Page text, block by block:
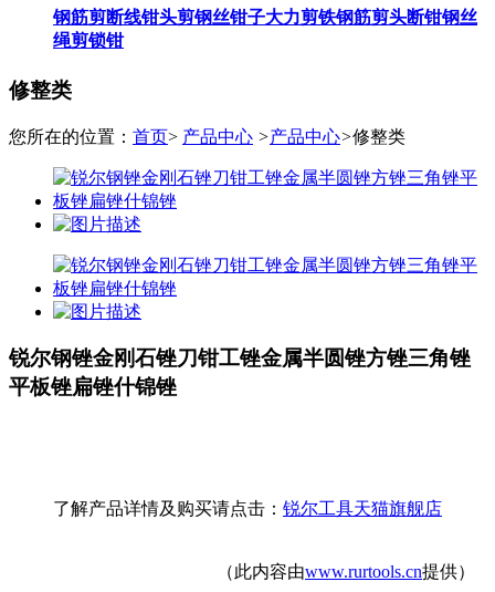
钢筋剪断线钳头剪钢丝钳子大力剪铁钢筋剪头断钳钢丝
绳剪锁钳
修整类
您所在的位置： 首页> 产品中心 >产品中心>修整类
锐尔钢锉金刚石锉刀钳工锉金属半圆锉方锉三角锉
平板锉扁锉什锦锉
了解产品详情及购买请点击： 锐尔工具天猫旗舰店
（此内容由www.rurtools.cn提供）